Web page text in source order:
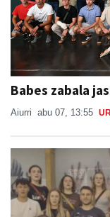
Babes zabala
Aiurri abu 07, 13:55